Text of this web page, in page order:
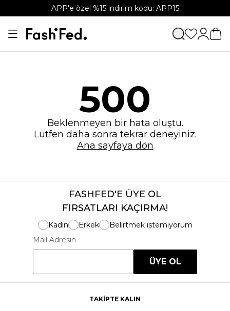
APP'e özel %15 indirim kodu: APP15
500
Beklenmeyen bir hata oluştu.
Lütfen daha sonra tekrar deneyiniz.
Ana sayfaya dön
FASHFED'E ÜYE OL
FIRSATLARI KAÇIRMA!
Kadın Erkek
Belirtmek istemiyorum
Mail Adresin
ÜYE OL
TAKİPTE KALIN